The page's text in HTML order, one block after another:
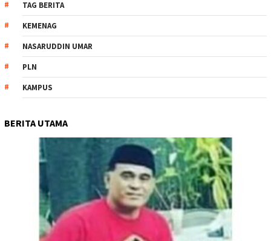
TAG BERITA
KEMENAG
NASARUDDIN UMAR
PLN
KAMPUS
BERITA UTAMA